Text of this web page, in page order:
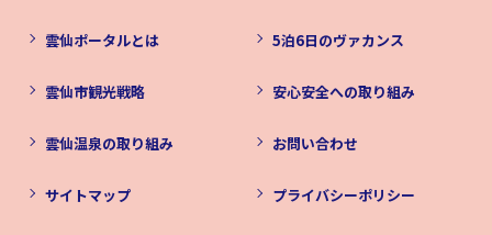
雲仙ポータルとは
雲仙市観光戦略
雲仙温泉の取り組み
5泊6日のヴァカンス
安心安全への取り組み
お問い合わせ
サイトマップ プライバシーポリシー